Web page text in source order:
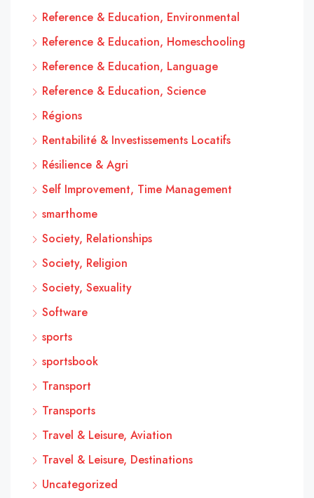
Reference & Education, Environmental
Reference & Education, Homeschooling
Reference & Education, Language
Reference & Education, Science
Régions
Rentabilité & Investissements Locatifs
Résilience & Agri
Self Improvement, Time Management
smarthome
Society, Relationships
Society, Religion
Society, Sexuality
Software
sports
sportsbook
Transport
Transports
Travel & Leisure, Aviation
Travel & Leisure, Destinations
Uncategorized